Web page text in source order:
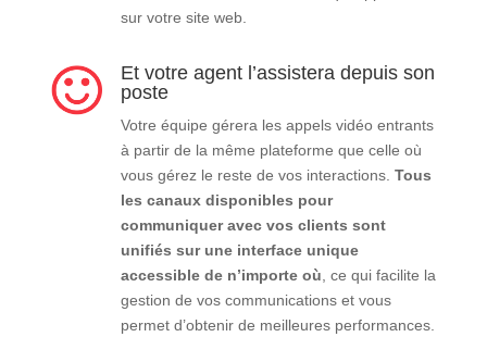
sur votre site web.
Et votre agent l’assistera depuis son
poste
Votre équipe gérera les appels vidéo entrants
à partir de la même plateforme que celle où
vous gérez le reste de vos interactions. Tous
les canaux disponibles pour
communiquer avec vos clients sont
unifiés sur une interface unique
accessible de n’importe où , ce qui facilite la
gestion de vos communications et vous
permet d’obtenir de meilleures performances.